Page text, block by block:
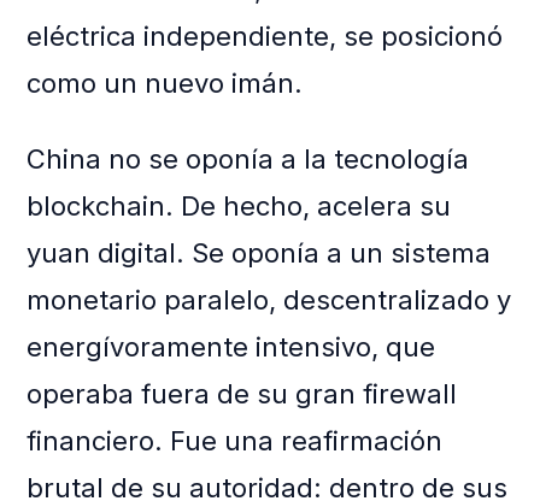
eléctrica independiente, se posicionó
como un nuevo imán.
China no se oponía a la tecnología
blockchain. De hecho, acelera su
yuan digital. Se oponía a un sistema
monetario paralelo, descentralizado y
energívoramente intensivo, que
operaba fuera de su gran firewall
financiero. Fue una reafirmación
brutal de su autoridad: dentro de sus